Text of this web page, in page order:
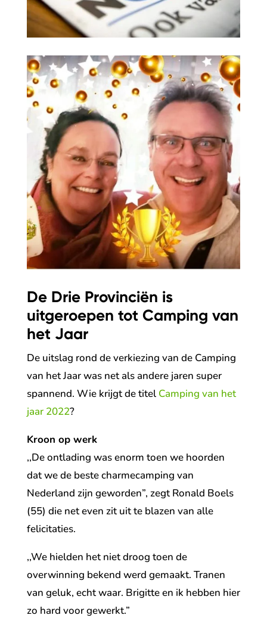
De Drie Provinciën is
uitgeroepen tot Camping van
het Jaar
De uitslag rond de verkiezing van de Camping
van het Jaar was net als andere jaren super
spannend. Wie krijgt de titel Camping van het
jaar 2022?
Kroon op werk
,,De ontlading was enorm toen we hoorden
dat we de beste charmecamping van
Nederland zijn geworden”, zegt Ronald Boels
(55) die net even zit uit te blazen van alle
felicitaties.
,,We hielden het niet droog toen de
overwinning bekend werd gemaakt. Tranen
van geluk, echt waar. Brigitte en ik hebben hier
zo hard voor gewerkt.”